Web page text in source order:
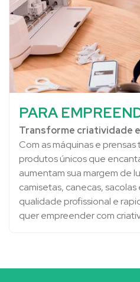
PARA
Transforme criatividade
Com as máquinas e
produtos únicos que
aumentam sua margem de
camisetas, canecas,
qualidade profissional e
quer empreender com